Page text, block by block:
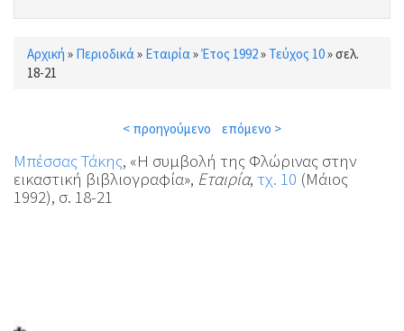
Είστε εδώ
Αρχική » Περιοδικά» Εταιρία»Έτος 1992» Τεύχος 10»σελ.
18-21
< προηγούμενο επόμενο >
Μπέσσας Τάκης, «Η συμβολή της Φλώρινας στην
εικαστική βιβλιογραφία», Εταιρία, τχ. 10 (Μάιος
1992), σ. 18-21